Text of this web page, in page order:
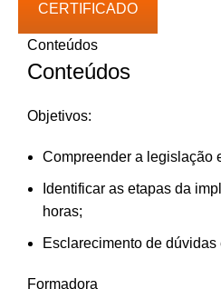
CERTIFICADO
Conteúdos
Conteúdos
Objetivos:
Compreender a legislação
Identificar as etapas da
horas;
Esclarecimento de dúvidas
Formadora